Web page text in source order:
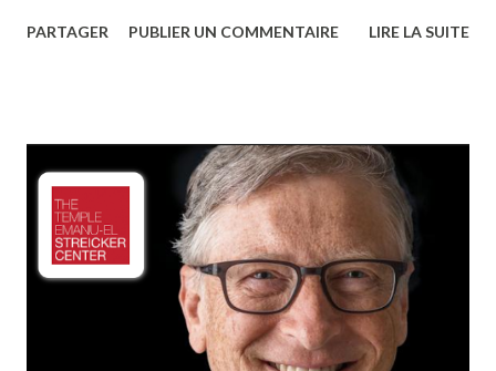
sa population ayant obtenu au moins 1 dose (et 2,6 millions,
dimanche le 21 février, ouvrent leurs portes, mais
uniquement aux personnes vaccinées. Dans 2 semaines, au
tour des restaurants, salles communes et les conférences.
Seuls les clients avec leurs certificats de vaccination et leur
code QR pourront y être. La politique du gouvernement
israélien est claire : « Quiconque ne sera pas vacciné sera
laissé derrière ! ». On sait que les voyages internationaux
PARTAGER PUBLIER UN COMMENTAIRE LIRE LA SUITE